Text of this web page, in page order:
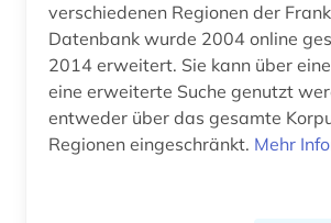
sprachkontakt (1)
staat (3)
staatsreligion (1)
statistik (3)
verschiedenen Regionen der
Datenbank wurde 2004 online
2014 erweitert. Sie kann über
eine erweiterte Suche genutzt
entweder über das gesamte
Regionen eingeschränkt. Mehr